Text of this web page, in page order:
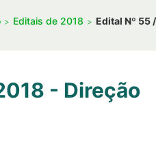
Editais de 2018 Edital Nº 55
- Direção